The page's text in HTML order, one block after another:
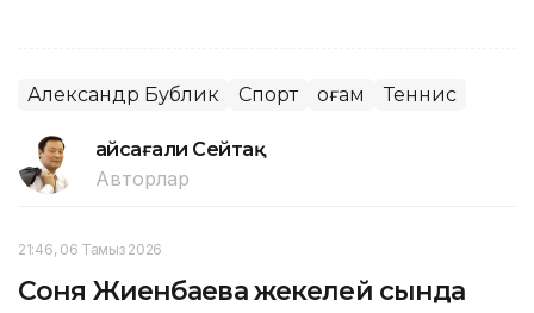
Александр Бублик Спорт Қоғам Теннис
Ғайсағали Сейтақ
Авторлар
21:46, 06 Тамыз 2026
Соня Жиенбаева жекелей сында